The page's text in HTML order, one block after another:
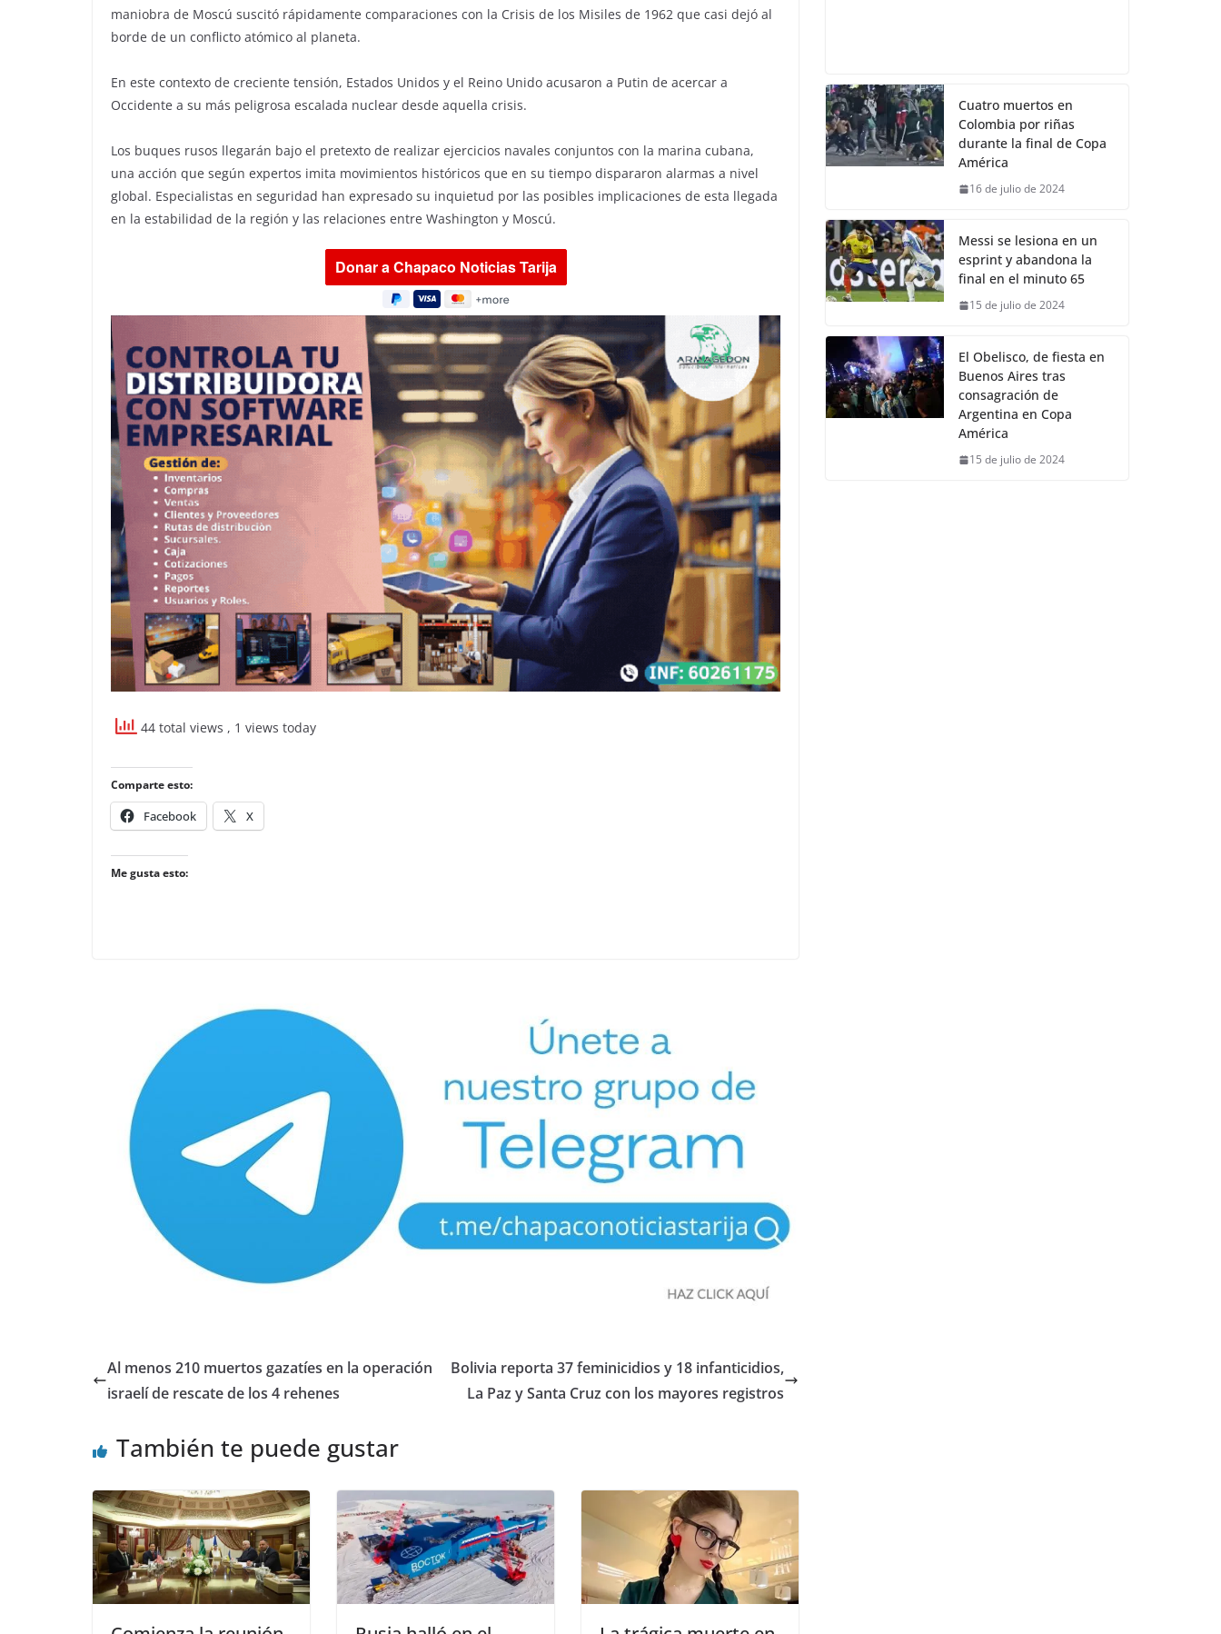
maniobra de Moscú suscitó rápidamente comparaciones con la Crisis de los Misiles de 1962 que casi dejó al
borde de un conflicto atómico al planeta.
En este contexto de creciente tensión, Estados Unidos y el Reino Unido acusaron a Putin de acercar a
Occidente a su más peligrosa escalada nuclear desde aquella crisis.
Los buques rusos llegarán bajo el pretexto de realizar ejercicios navales conjuntos con la marina cubana,
una acción que según expertos imita movimientos históricos que en su tiempo dispararon alarmas a nivel
global. Especialistas en seguridad han expresado su inquietud por las posibles implicaciones de esta llegada
en la estabilidad de la región y las relaciones entre Washington y Moscú.
44 total views , 1 views today
Comparte esto:
Facebook X
Me gusta esto:
Al menos 210 muertos gazatíes en la operación
israelí de rescate de los 4 rehenes
Bolivia reporta 37 feminicidios y 18 infanticidios,
La Paz y Santa Cruz con los mayores registros
También te puede gustar
Cuatro muertos en
Colombia por riñas
durante la final de Copa
América
16 de julio de 2024
Messi se lesiona en un
esprint y abandona la
final en el minuto 65
15 de julio de 2024
El Obelisco, de fiesta en
Buenos Aires tras
consagración de
Argentina en Copa
América
15 de julio de 2024